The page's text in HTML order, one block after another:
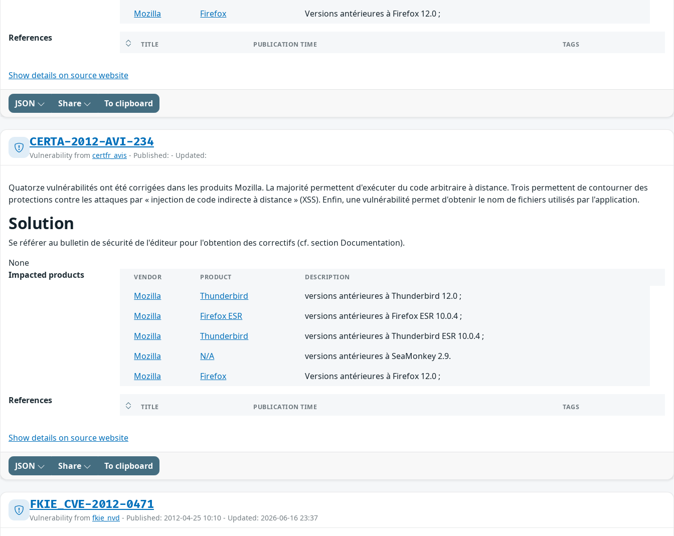
Mozilla
Firefox Versions antérieures à Firefox 12.0 ;
References
TITLE PUBLICATION TIME TAGS
Show details on source website
JSON Share To clipboard
CERTA-2012-AVI-234
Vulnerability from certfr_avis - Published: - Updated:
Quatorze vulnérabilités ont été corrigées dans les produits Mozilla. La majorité permettent d'exécuter du code arbitraire à distance. Trois permettent de contourner des
protections contre les attaques par « injection de code indirecte à distance » (XSS). Enfin, une vulnérabilité permet d'obtenir le nom de fichiers utilisés par l'application.
Solution
Se référer au bulletin de sécurité de l'éditeur pour l'obtention des correctifs (cf. section Documentation).
None
Impacted products
VENDOR PRODUCT DESCRIPTION
Mozilla Thunderbird
versions antérieures à Thunderbird 12.0 ;
Mozilla
Firefox ESR
versions antérieures à Firefox ESR 10.0.4 ;
Mozilla
Thunderbird
versions antérieures à Thunderbird ESR 10.0.4 ;
Mozilla
N/A
versions antérieures à SeaMonkey 2.9.
Mozilla
Firefox Versions antérieures à Firefox 12.0 ;
References
TITLE PUBLICATION TIME TAGS
Show details on source website
JSON Share To clipboard
FKIE_CVE-2012-0471
Vulnerability from fkie_nvd - Published: 2012-04-25 10:10 - Updated: 2026-06-16 23:37